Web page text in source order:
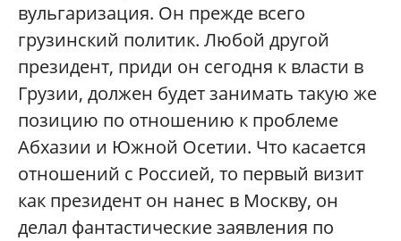
вульгаризация. Он прежде всего
грузинский политик. Любой другой
президент, приди он сегодня к власти в
Грузии, должен будет занимать такую же
позицию по отношению к проблеме
Абхазии и Южной Осетии. Что касается
отношений с Россией, то первый визит
как президент он нанес в Москву, он
делал фантастические заявления по